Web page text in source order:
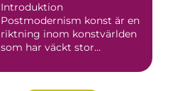
Introduktion
Postmodernism konst är en
riktning inom konstvärlden
som har väckt stor